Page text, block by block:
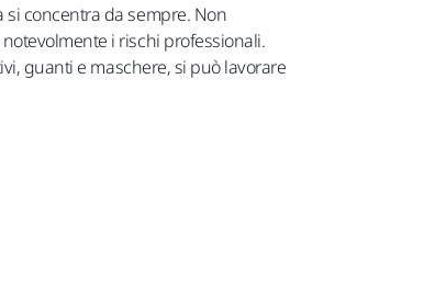
si concentra da sempre. Non
i rischi professionali.
guanti e maschere, si può lavorare